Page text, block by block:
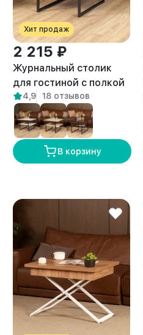
Хит продаж
2 215 ₽
Журнальный столик
для гостиной с полкой
лофт Киву амаретто
4,9 18 отзывов
В корзину